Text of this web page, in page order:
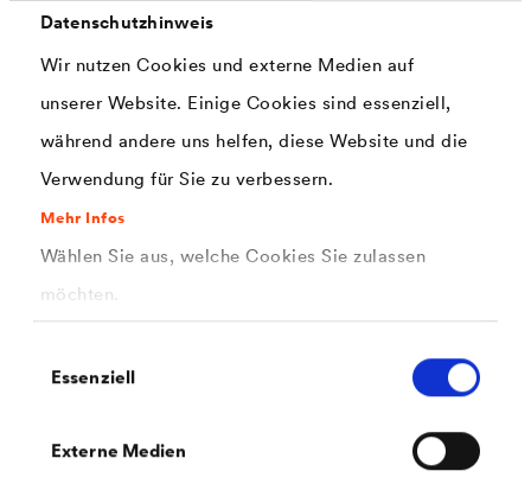
Datenschutzhinweis
Wir nutzen Cookies und externe Medien auf
unserer Website. Einige Cookies sind essenziell,
während andere uns helfen, diese Website und die
Verwendung für Sie zu verbessern.
Mehr Infos
Wählen Sie aus, welche Cookies Sie zulassen
möchten.
Essenziell
Externe Medien
®
HighGloss (DE-BE)
PDF | 158,9 kB
HighGloss (DE-CH)